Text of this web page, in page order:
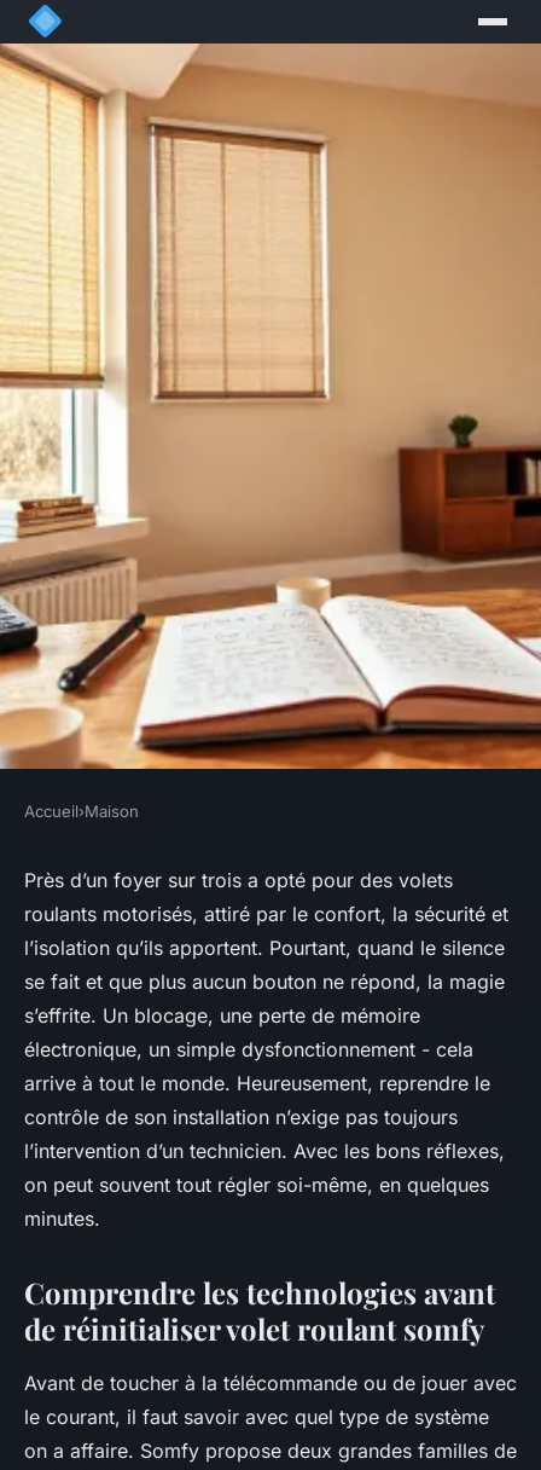
Guide pratique : 3 étapes pour
réinitialiser votre volet roulant
Somfy
Aubine•06/05/2026 09:35• 10 min de lecture
Accueil›Maison
Près d’un foyer sur trois a opté pour des volets
roulants motorisés, attiré par le confort, la sécurité et
l’isolation qu’ils apportent. Pourtant, quand le silence
se fait et que plus aucun bouton ne répond, la magie
s’effrite. Un blocage, une perte de mémoire
électronique, un simple dysfonctionnement - cela
arrive à tout le monde. Heureusement, reprendre le
contrôle de son installation n’exige pas toujours
l’intervention d’un technicien. Avec les bons réflexes,
on peut souvent tout régler soi-même, en quelques
minutes.
Comprendre les technologies avant
de réinitialiser volet roulant somfy
Avant de toucher à la télécommande ou de jouer avec
le courant, il faut savoir avec quel type de système
on a affaire. Somfy propose deux grandes familles de